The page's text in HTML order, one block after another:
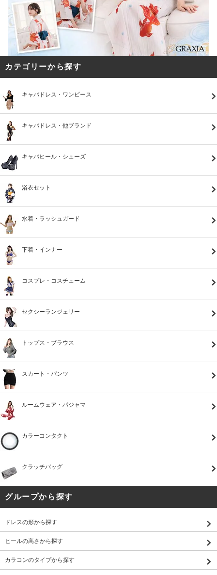
カテゴリーから探す
キャバドレス・ワンピース
キャバドレス・他ブランド
キャバヒール・シューズ
浴衣セット
水着・ラッシュガード
下着・インナー
コスプレ・コスチューム
セクシーランジェリー
トップス・ブラウス
スカート・パンツ
ルームウェア・パジャマ
カラーコンタクト
クラッチバッグ
グループから探す
ドレスの形から探す
ヒールの高さから探す
カラコンのタイプから探す